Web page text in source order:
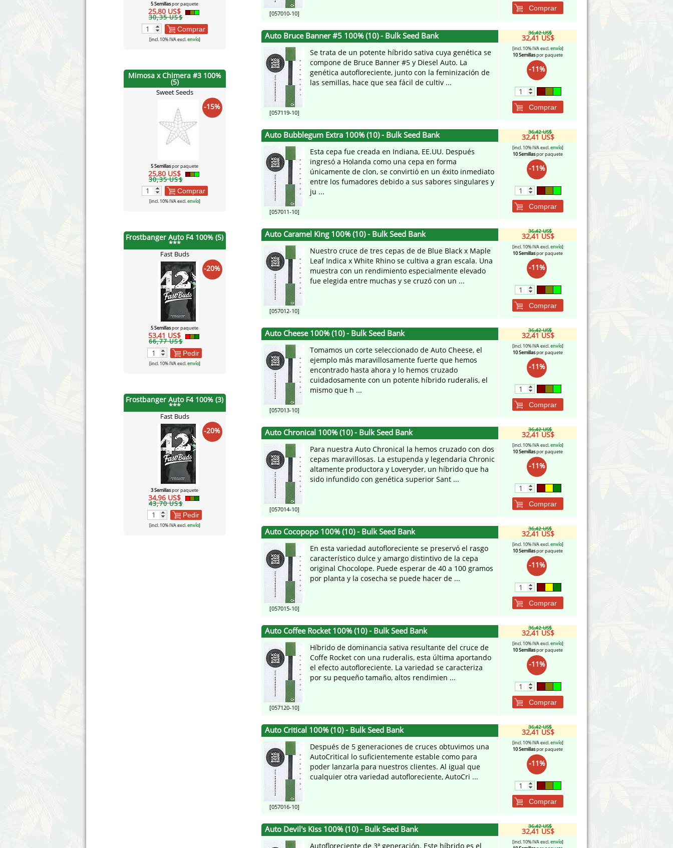
5 Semillaspor paquete
25,80 US$
30,35 US$
Comprar
[incl. 10% IVA excl.envío]
Mimosa x Chimera #3 100%
(5)
Sweet Seeds
-15%
5 Semillaspor paquete
25,80 US$
30,35 US$
Comprar
[incl. 10% IVA excl.envío]
Frostbanger Auto F4 100% (5)
***
Fast Buds
-20%
5 Semillaspor paquete
53,41 US$
66,77 US$
Pedir
[incl. 10% IVA excl.envío]
Frostbanger Auto F4 100% (3)
***
Fast Buds
-20%
3 Semillaspor paquete
34,96 US$
43,70 US$
Pedir
[incl. 10% IVA excl.envío]
[057010-10]
Comprar
Auto Bruce Banner #5 100% (10) - Bulk Seed Bank
[057119-10]
Se trata de un potente híbrido sativa cuya genética se
compone de Bruce Banner #5 y Diesel Auto. La
genética autofloreciente, junto con la feminización de
las semillas, hace que sea fácil de cultiv ...
36,42 US$
32,41 US$
[incl. 10% IVA excl.envío]
10 Semillaspor paquete
-11%
Comprar
Auto Bubblegum Extra 100% (10) - Bulk Seed Bank
[057011-10]
Esta cepa fue creada en Indiana, EE.UU. Después
ingresó a Holanda como una cepa en forma
únicamente de clon, se convirtió en un éxito inmediato
entre los fumadores debido a sus sabores singulares y
ju ...
36,42 US$
32,41 US$
[incl. 10% IVA excl.envío]
10 Semillaspor paquete
-11%
Comprar
Auto Caramel King 100% (10) - Bulk Seed Bank
[057012-10]
Nuestro cruce de tres cepas de de Blue Black x Maple
Leaf Indica x White Rhino se cultiva a gran escala. Una
muestra con un rendimiento especialmente elevado
fue elegida entre muchas y se cruzó con un ...
36,42 US$
32,41 US$
[incl. 10% IVA excl.envío]
10 Semillaspor paquete
-11%
Comprar
Auto Cheese 100% (10) - Bulk Seed Bank
[057013-10]
Tomamos un corte seleccionado de Auto Cheese, el
ejemplo más maravillosamente fuerte que hemos
encontrado hasta ahora y lo hemos cruzado
cuidadosamente con un potente híbrido ruderalis, el
mismo que h ...
36,42 US$
32,41 US$
[incl. 10% IVA excl.envío]
10 Semillaspor paquete
-11%
Comprar
Auto Chronical 100% (10) - Bulk Seed Bank
[057014-10]
Para nuestra Auto Chronical la hemos cruzado con dos
cepas maravillosas. La estupenda y legendaria Chronic
altamente productora y Loveryder, un híbrido que ha
sido infundido con genética superior Sant ...
36,42 US$
32,41 US$
[incl. 10% IVA excl.envío]
10 Semillaspor paquete
-11%
Comprar
Auto Cocopopo 100% (10) - Bulk Seed Bank
[057015-10]
En esta variedad autofloreciente se preservó el rasgo
característico dulce y amargo distintivo de la cepa
original Chocolope. Puede esperar de 40 a 100 gramos
por planta y la cosecha se puede hacer de ...
36,42 US$
32,41 US$
[incl. 10% IVA excl.envío]
10 Semillaspor paquete
-11%
Comprar
Auto Coffee Rocket 100% (10) - Bulk Seed Bank
[057120-10]
Híbrido de dominancia sativa resultante del cruce de
Coffe Rocket con una ruderalis, esta última aportando
el efecto autofloreciente. La variedad se caracteriza
por su pequeño tamaño, altos rendimien ...
36,42 US$
32,41 US$
[incl. 10% IVA excl.envío]
10 Semillaspor paquete
-11%
Comprar
Auto Critical 100% (10) - Bulk Seed Bank
[057016-10]
Después de 5 generaciones de cruces obtuvimos una
AutoCritical lo suficientemente estable como para
poder lanzarla para nuestros clientes. Al igual que
cualquier otra variedad autofloreciente, AutoCri ...
36,42 US$
32,41 US$
[incl. 10% IVA excl.envío]
10 Semillaspor paquete
-11%
Comprar
Auto Devil's Kiss 100% (10) - Bulk Seed Bank
Autofloreciente de 3ª generación. Este híbrido es el
36,42 US$
32,41 US$
[incl. 10% IVA excl.envío]